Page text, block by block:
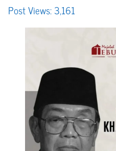
Post Views:3,161